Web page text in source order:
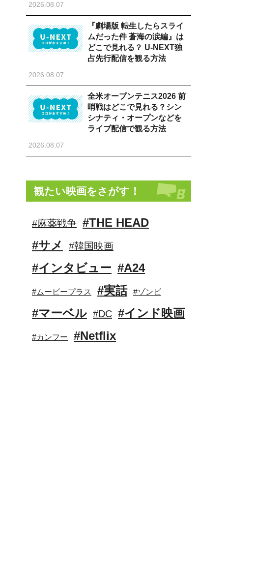
2026.08.07
『劇場版 転生したらスライ
ムだった件 蒼海の涙編』は
どこで見れる？ U-NEXT独
占先行配信を観る方法
2026.08.07
全米オープンテニス2026 前
哨戦はどこで見れる？シン
シナティ・オープンなどを
ライブ配信で観る方法
2026.08.07
観たい映画をさがす！
#麻薬戦争 #THE HEAD
#サメ
#韓国映画
#インタビュー #A24
#ムービープラス #実話 #ゾンビ
#マーベル #DC #インド映画
#カンフー #Netflix